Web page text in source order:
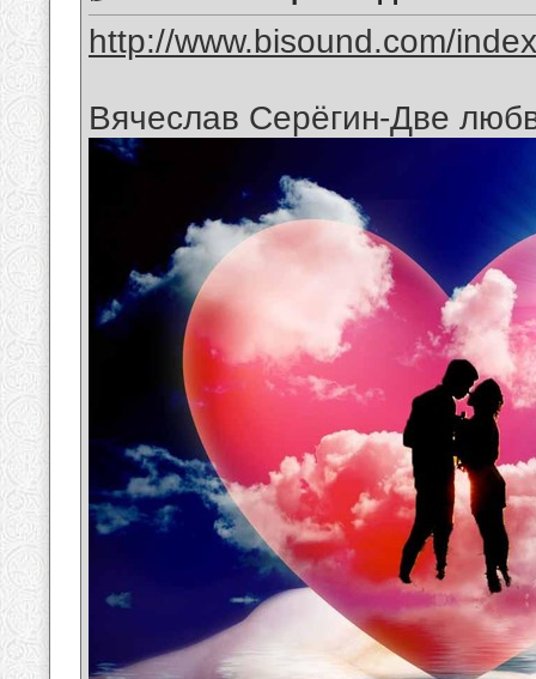
http://www.bisound.com/
Вячеслав Серёгин-Две